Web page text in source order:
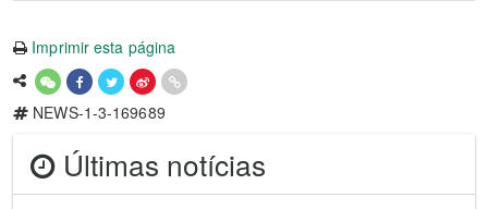
Imprimir esta página
NEWS-1-3-169689
Últimas notícias